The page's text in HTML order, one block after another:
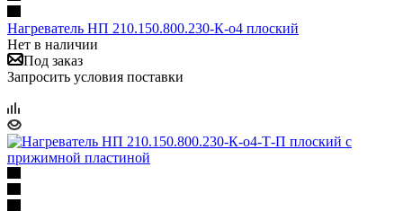
Нагреватель НП 210.150.800.230-К-о4 плоский
Нет в наличии
Под заказ
Запросить условия поставки